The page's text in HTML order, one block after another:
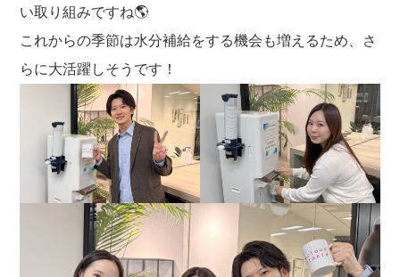
い取り組みですね🌎
これからの季節は水分補給をする機会も増えるため、さ
らに大活躍しそうです！